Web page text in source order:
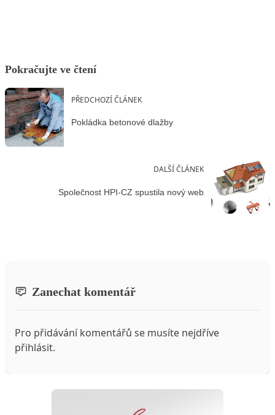
Pokračujte ve čtení
PŘEDCHOZÍ ČLÁNEK
Pokládka betonové dlažby
DALŠÍ ČLÁNEK
Společnost HPI-CZ spustila nový web
Zanechat komentář
Pro přidávání komentářů se musíte nejdříve
přihlásit.